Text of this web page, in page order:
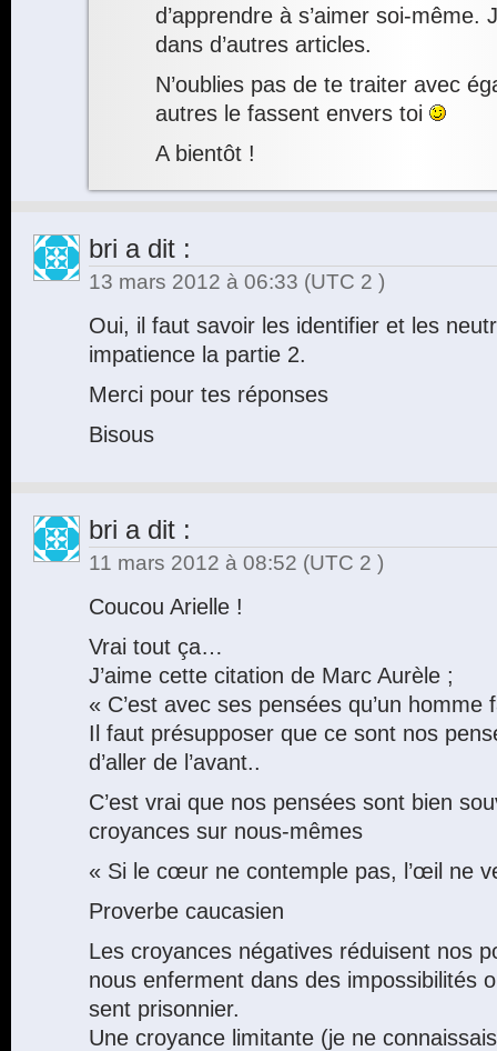
d’apprendre à s’aimer soi-même.
dans d’autres articles.
N’oublies pas de te traiter avec
autres le fassent envers toi
A bientôt !
bri a dit :
13 mars 2012 à 06:33 (UTC 2 )
Oui, il faut savoir les identifier et les
impatience la partie 2.
Merci pour tes réponses
Bisous
bri a dit :
11 mars 2012 à 08:52 (UTC 2 )
Coucou Arielle !
Vrai tout ça…
J’aime cette citation de Marc Aurèle ;
« C’est avec ses pensées qu’un homme
Il faut présupposer que ce sont nos
d’aller de l’avant..
C’est vrai que nos pensées sont bien
croyances sur nous-mêmes
« Si le cœur ne contemple pas, l’œil ne
Proverbe caucasien
Les croyances négatives réduisent nos
nous enferment dans des impossibilités
sent prisonnier.
Une croyance limitante (je ne